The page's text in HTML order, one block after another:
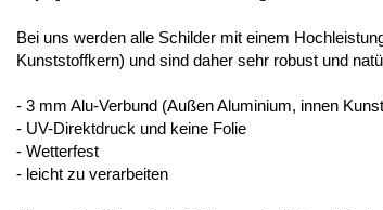
Bei uns werden alle Schilder mit einem
Kunststoffkern) und sind daher sehr robust und
- 3 mm Alu-Verbund (Außen Aluminium, innen
- UV-Direktdruck und keine Folie
- Wetterfest
- leicht zu verarbeiten